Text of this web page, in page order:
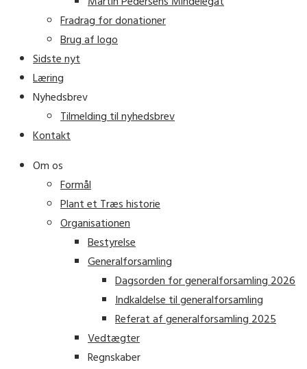
Fradrag for donationer
Brug af logo
Sidste nyt
Læring
Nyhedsbrev
Tilmelding til nyhedsbrev
Kontakt
Om os
Formål
Plant et Træs historie
Organisationen
Bestyrelse
Generalforsamling
Dagsorden for generalforsamling 2026
Indkaldelse til generalforsamling
Referat af generalforsamling 2025
Vedtægter
Regnskaber